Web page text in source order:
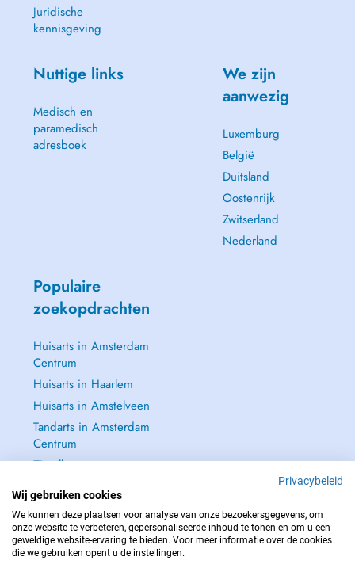
Juridische
kennisgeving
Nuttige links
Medisch en
paramedisch
adresboek
We zijn
aanwezig
Luxemburg
België
Duitsland
Oostenrijk
Zwitserland
Nederland
Populaire
zoekopdrachten
Huisarts in Amsterdam
Centrum
Huisarts in Haarlem
Huisarts in Amstelveen
Tandarts in Amsterdam
Centrum
Zie alle →
NEEM IN GEVAL VAN NOOD CONTACT OP MET : 112
Privacybeleid
Wij gebruiken cookies
We kunnen deze plaatsen voor analyse van onze bezoekersgegevens, om
onze website te verbeteren, gepersonaliseerde inhoud te tonen en om u een
geweldige website-ervaring te bieden. Voor meer informatie over de cookies
die we gebruiken opent u de instellingen.